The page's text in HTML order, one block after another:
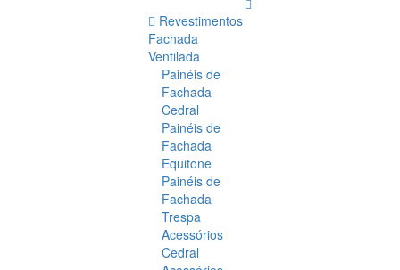
Revestimentos
Fachada
Ventilada
Painéis de
Fachada
Cedral
Painéis de
Fachada
Equitone
Painéis de
Fachada
Trespa
Acessórios
Cedral